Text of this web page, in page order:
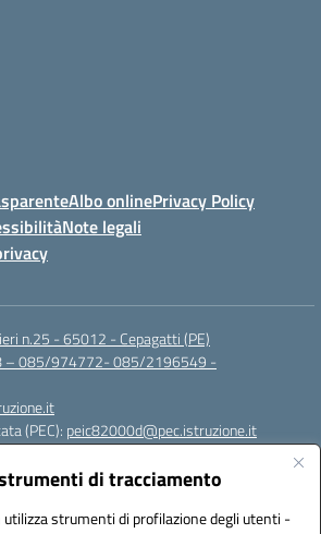
di tracciamento
strumenti di profilazione degli utenti -
Albo onlinePrivacy Policy
Note legali
n.25 - 65012 - Cepagatti (PE)
– 085/974772- 085/2196549 -
(PEC): peic82000d@pec.istruzione.it
Amministrazioni (IPA): istsc_peic82000d